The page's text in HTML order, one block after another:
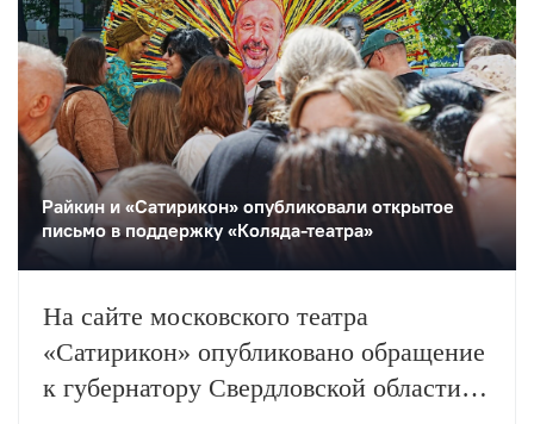
Райкин и «Сатирикон» опубликовали открытое
письмо в поддержку «Коляда-театра»
На сайте московского театра
«Сатирикон» опубликовано обращение
к губернатору Свердловской области и